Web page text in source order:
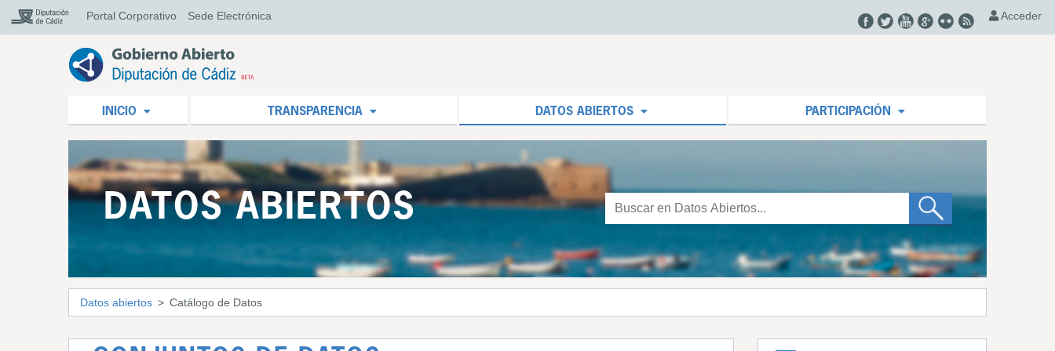
Portal Corporativo Sede Electrónica Acceder
INICIO TRANSPARENCIA DATOS ABIERTOS PARTICIPACIÓN
DATOS ABIERTOS
Datos abiertos Catálogo de Datos